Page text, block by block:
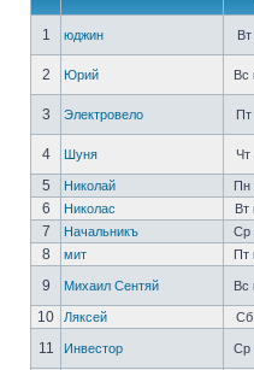
1 юджин
2
Юрий Вс
3
Электровело Пт
4
Шуня Чт
5
Николай Пн
6
Николас Вт
7
Начальникъ Ср
8
мит Пт
9
Михаил Сентяй Вс
10
Ляксей Сб
11
Инвестор Ср